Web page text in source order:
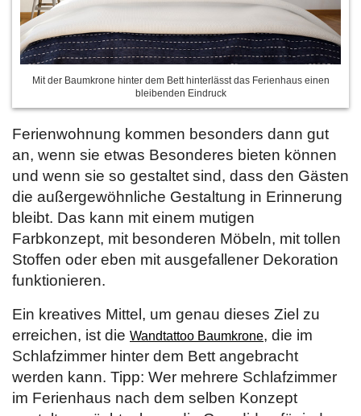
Mit der Baumkrone hinter dem Bett hinterlässt das Ferienhaus einen
bleibenden Eindruck
Ferienwohnung kommen besonders dann gut
an, wenn sie etwas Besonderes bieten können
und wenn sie so gestaltet sind, dass den Gästen
die außergewöhnliche Gestaltung in Erinnerung
bleibt. Das kann mit einem mutigen
Farbkonzept, mit besonderen Möbeln, mit tollen
Stoffen oder eben mit ausgefallener Dekoration
funktionieren.
Ein kreatives Mittel, um genau dieses Ziel zu
erreichen, ist die Wandtattoo Baumkrone, die im
Schlafzimmer hinter dem Bett angebracht
werden kann. Tipp: Wer mehrere Schlafzimmer
im Ferienhaus nach dem selben Konzept